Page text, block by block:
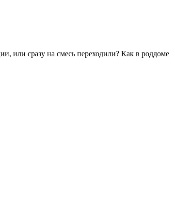
или сразу на смесь переходили? Как в роддоме